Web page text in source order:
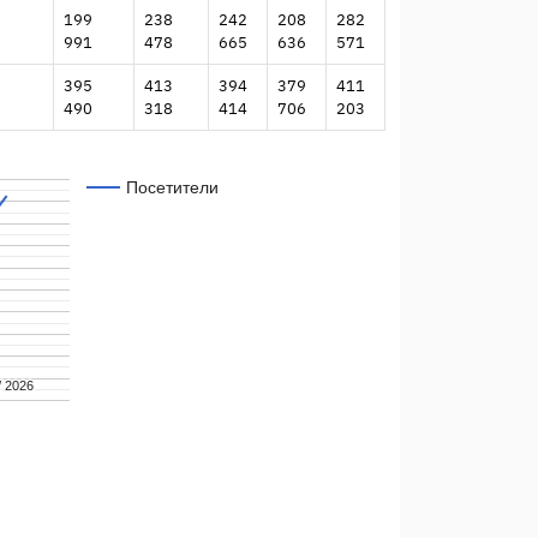
199
991
238
478
242
665
208
636
282
571
395
490
413
318
394
414
379
706
411
203
Посетители
2026
2026